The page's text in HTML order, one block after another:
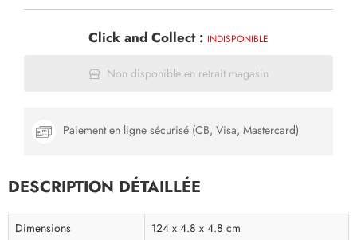
Click and Collect : INDISPONIBLE
Non disponible en retrait magasin
Paiement en ligne sécurisé (CB, Visa, Mastercard)
DESCRIPTION DÉTAILLÉE
Dimensions
124 x 4.8 x 4.8 cm